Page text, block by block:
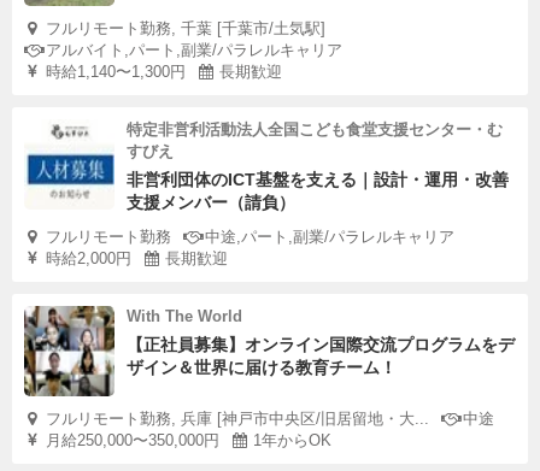
フルリモート勤務, 千葉 [千葉市/土気駅]
アルバイト,パート,副業/パラレルキャリア
時給1,140〜1,300円
長期歓迎
特定非営利活動法人全国こども食堂支援センター・む
すびえ
非営利団体のICT基盤を支える｜設計・運用・改善
支援メンバー（請負）
フルリモート勤務
中途,パート,副業/パラレルキャリア
時給2,000円
長期歓迎
With The World
【正社員募集】オンライン国際交流プログラムをデ
ザイン＆世界に届ける教育チーム！
フルリモート勤務, 兵庫 [神戸市中央区/旧居留地・大...
中途
月給250,000〜350,000円
1年からOK